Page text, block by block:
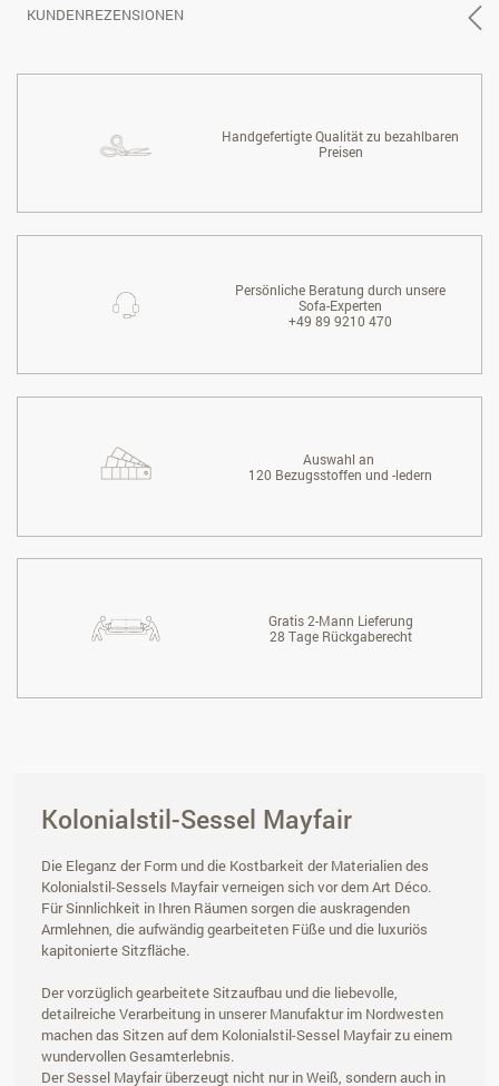
KUNDENREZENSIONEN
Handgefertigte Qualität zu bezahlbaren
Preisen
Persönliche Beratung durch unsere
Sofa-Experten
+49 89 9210 470
Auswahl an
120 Bezugsstoffen und -ledern
Gratis 2-Mann Lieferung
28 Tage Rückgaberecht
Kolonialstil-Sessel Mayfair
Die Eleganz der Form und die Kostbarkeit der Materialien des
Kolonialstil-Sessels Mayfair verneigen sich vor dem Art Déco.
Für Sinnlichkeit in Ihren Räumen sorgen die auskragenden
Armlehnen, die aufwändig gearbeiteten Füße und die luxuriös
kapitonierte Sitzfläche.
Der vorzüglich gearbeitete Sitzaufbau und die liebevolle,
detailreiche Verarbeitung in unserer Manufaktur im Nordwesten
machen das Sitzen auf dem Kolonialstil-Sessel Mayfair zu einem
wundervollen Gesamterlebnis.
Der Sessel Mayfair überzeugt nicht nur in Weiß, sondern auch in